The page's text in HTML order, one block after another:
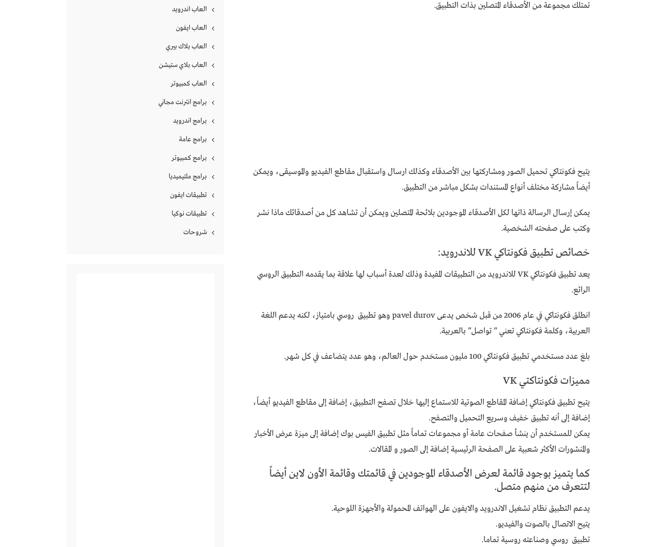
تمتلك مجموعة من الأصدقاء المتصلين بذات التطبيق.
يتيح فكونتاكي تحميل الصور ومشاركتها بين الأصدقاء وكذلك ارسال واستقبال مقاطع الفيديو والموسيقى، ويمكن
أيضاً مشاركة مختلف أنواع المستندات بشكل مباشر من التطبيق.
يمكن إرسال الرسالة ذاتها لكل الأصدقاء الموجودين بلائحة المتصلين ويمكن أن تشاهد كل من أصدقائك ماذا نشر
وكتب على صفحته الشخصية.
خصائص تطبيق فكونتاكي VK للاندرويد:
يعد تطبيق فكونتاكي VK للاندرويد من التطبيقات المفيدة وذلك لعدة أسباب لها علاقة بما يقدمه التطبيق الروسي
الرائع.
انطلق فكونتاكي في عام 2006 من قبل شخص يدعى pavel durov وهو تطبيق روسي بامتياز، لكنه يدعم اللغة
العربية، وكلمة فكونتاكي تعني ” تواصل” بالعربية.
بلغ عدد مستخدمي تطبيق فكونتاكي 100 مليون مستخدم حول العالم، وهو عدد يتضاعف في كل شهر.
مميزات فكونتاكتي VK
يتيح تطبيق فكونتاكي إضافة المقاطع الصوتية للاستماع إليها خلال تصفح التطبيق، إضافة إلى مقاطع الفيديو أيضاً،
إضافة إلى أنه تطبيق خفيف وسريع التحميل والتصفح.
يمكن للمستخدم أن ينشأ صفحات عامة أو مجموعات تماماً مثل تطبيق الفيس بوك إضافة إلى ميزة عرض الأخبار
والمنشورات الأكثر شعبية على الصفحة الرئيسية إضافة إلى الصور و المقالات.
كما يتميز بوجود قائمة لعرض الأصدقاء الموجودين في قائمتك وقائمة الأون لاين أيضاً
لتتعرف من منهم متصل.
يدعم التطبيق نظام تشغيل الاندرويد والايفون على الهواتف المحمولة والأجهزة اللوحية.
يتيح الاتصال بالصوت والفيديو.
تطبيق روسي وصناعته روسية تماما.
العاب اندرويد
العاب ايفون
العاب بلاك بيري
العاب بلاي ستيشن
العاب كمبيوتر
برامج انترنت مجاني
برامج اندرويد
برامج عامة
برامج كمبيوتر
برامج ملتيميديا
تطبيقات ايفون
تطبيقات نوكيا
شروحات